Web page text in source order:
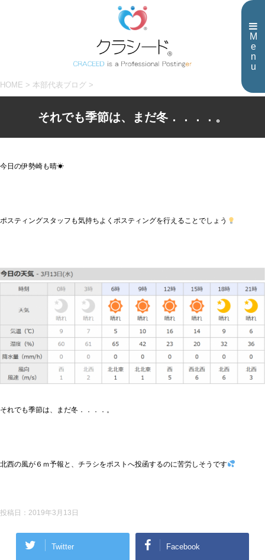
M
e
n
u
HOME > 本部代表ブログ >
それでも季節は、まだ冬．．．．。
今日の伊勢崎も晴☀
ポスティングスタッフも気持ちよくポスティングを行えることでしょう
それでも季節は、まだ冬．．．．。
北西の風が６ｍ予報と、チラシをポストへ投函するのに苦労しそうです
投稿日： 2019年3月13日
Twitter Facebook